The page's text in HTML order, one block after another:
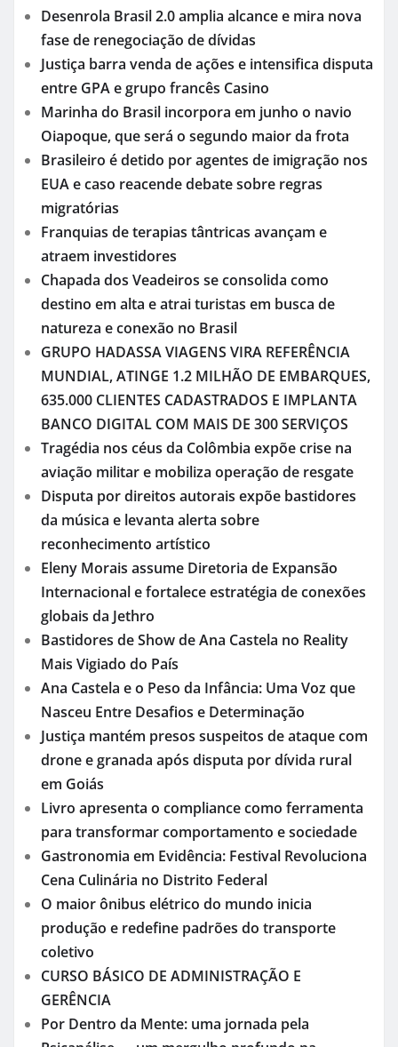
Desenrola Brasil 2.0 amplia alcance e mira nova
fase de renegociação de dívidas
Justiça barra venda de ações e intensifica disputa
entre GPA e grupo francês Casino
Marinha do Brasil incorpora em junho o navio
Oiapoque, que será o segundo maior da frota
Brasileiro é detido por agentes de imigração nos
EUA e caso reacende debate sobre regras
migratórias
Franquias de terapias tântricas avançam e
atraem investidores
Chapada dos Veadeiros se consolida como
destino em alta e atrai turistas em busca de
natureza e conexão no Brasil
GRUPO HADASSA VIAGENS VIRA REFERÊNCIA
MUNDIAL, ATINGE 1.2 MILHÃO DE EMBARQUES,
635.000 CLIENTES CADASTRADOS E IMPLANTA
BANCO DIGITAL COM MAIS DE 300 SERVIÇOS
Tragédia nos céus da Colômbia expõe crise na
aviação militar e mobiliza operação de resgate
Disputa por direitos autorais expõe bastidores
da música e levanta alerta sobre
reconhecimento artístico
Eleny Morais assume Diretoria de Expansão
Internacional e fortalece estratégia de conexões
globais da Jethro
Bastidores de Show de Ana Castela no Reality
Mais Vigiado do País
Ana Castela e o Peso da Infância: Uma Voz que
Nasceu Entre Desafios e Determinação
Justiça mantém presos suspeitos de ataque com
drone e granada após disputa por dívida rural
em Goiás
Livro apresenta o compliance como ferramenta
para transformar comportamento e sociedade
Gastronomia em Evidência: Festival Revoluciona
Cena Culinária no Distrito Federal
O maior ônibus elétrico do mundo inicia
produção e redefine padrões do transporte
coletivo
CURSO BÁSICO DE ADMINISTRAÇÃO E
GERÊNCIA
Por Dentro da Mente: uma jornada pela